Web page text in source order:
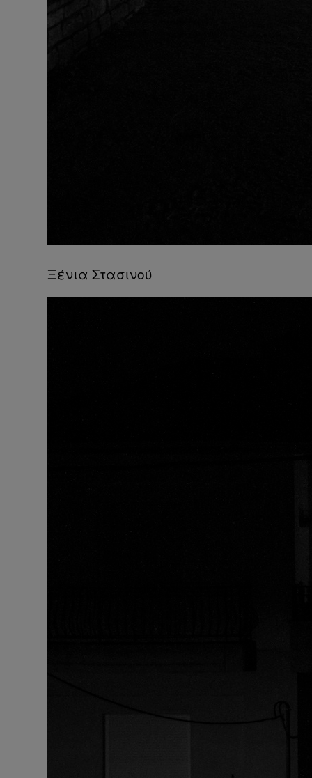
Ξένια Στασινού